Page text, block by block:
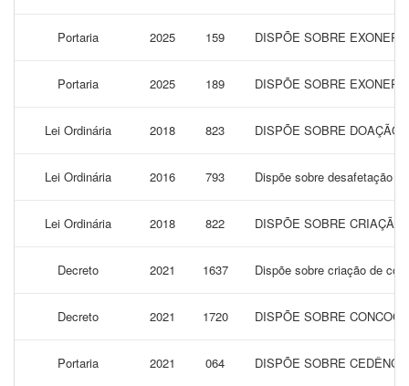
Portaria 2025 159 DISPÕE SOBRE
Portaria 2025 189 DISPÕE SOBRE
Lei Ordinária 2018 823 DISPÕE SOBRE DOAÇÃO
Lei Ordinária 2016 793 Dispõe sobre desafetação
Lei Ordinária 2018 822 DISPÕE SOBRE
Decreto 2021 1637 Dispõe sobre criação de
Decreto 2021 1720 DISPÕE SOBRE
Portaria 2021 064 DISPÕE SOBRE